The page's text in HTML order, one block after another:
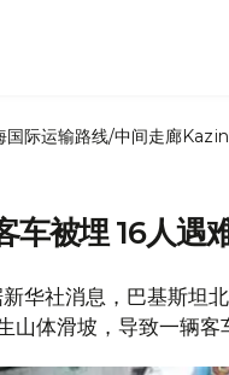
国际运输路线/中间走廊
车被埋 16人遇
社消息，巴基斯坦
体滑坡，导致一辆客